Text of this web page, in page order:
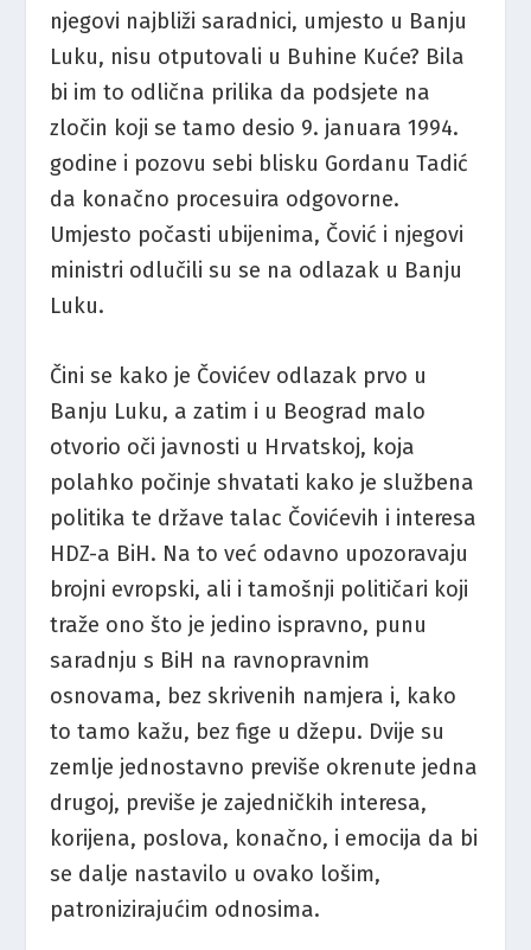
njegovi najbliži saradnici, umjesto u Banju
Luku, nisu otputovali u Buhine Kuće? Bila
bi im to odlična prilika da podsjete na
zločin koji se tamo desio 9. januara 1994.
godine i pozovu sebi blisku Gordanu Tadić
da konačno procesuira odgovorne.
Umjesto počasti ubijenima, Čović i njegovi
ministri odlučili su se na odlazak u Banju
Luku.
Čini se kako je Čovićev odlazak prvo u
Banju Luku, a zatim i u Beograd malo
otvorio oči javnosti u Hrvatskoj, koja
polahko počinje shvatati kako je službena
politika te države talac Čovićevih i interesa
HDZ-a BiH. Na to već odavno upozoravaju
brojni evropski, ali i tamošnji političari koji
traže ono što je jedino ispravno, punu
saradnju s BiH na ravnopravnim
osnovama, bez skrivenih namjera i, kako
to tamo kažu, bez fige u džepu. Dvije su
zemlje jednostavno previše okrenute jedna
drugoj, previše je zajedničkih interesa,
korijena, poslova, konačno, i emocija da bi
se dalje nastavilo u ovako lošim,
patronizirajućim odnosima.